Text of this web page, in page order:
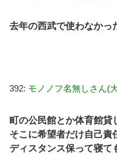
去年の西武で使わなかっ
392: モノノフ名無しさん(
町の公民館とか体育館貸
そこに希望者だけ自己責
ディスタンス保って寝て